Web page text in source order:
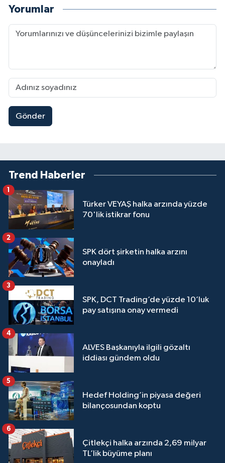
Yorumlar
Gönder
Trend Haberler
Türker VEYAŞ halka arzında yüzde
70'lik istikrar fonu
1
SPK dört şirketin halka arzını
onayladı
2
SPK, DCT Trading’de yüzde 10’luk
pay satışına onay vermedi
3
ALVES Başkanıyla ilgili gözaltı
iddiası gündem oldu
4
Hedef Holding’in piyasa değeri
bilançosundan koptu
5
Çitlekçi halka arzında 2,69 milyar
TL’lik büyüme planı
6